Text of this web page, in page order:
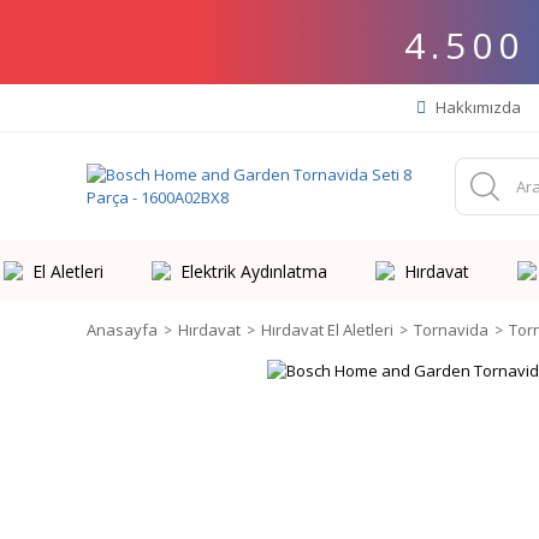
4.500
Hakkımızda
El Aletleri Elektrik Aydınlatma Hırdavat
Anasayfa Hırdavat Hırdavat El Aletleri Tornavida